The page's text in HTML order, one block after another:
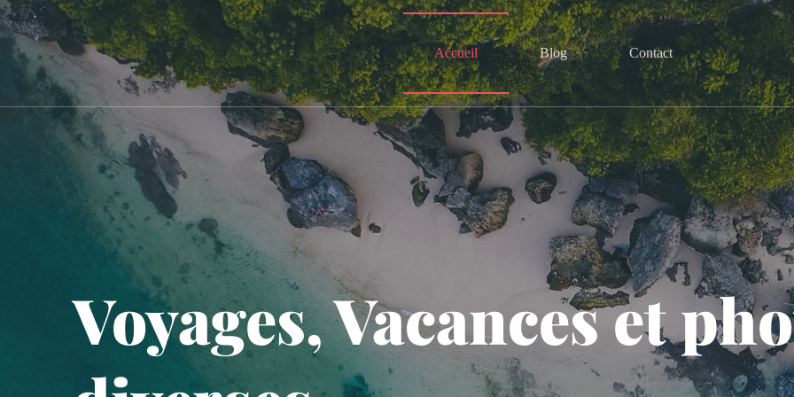
Passer
au
contenu
Accueil
Blog Contact
Voyages, Vacances et